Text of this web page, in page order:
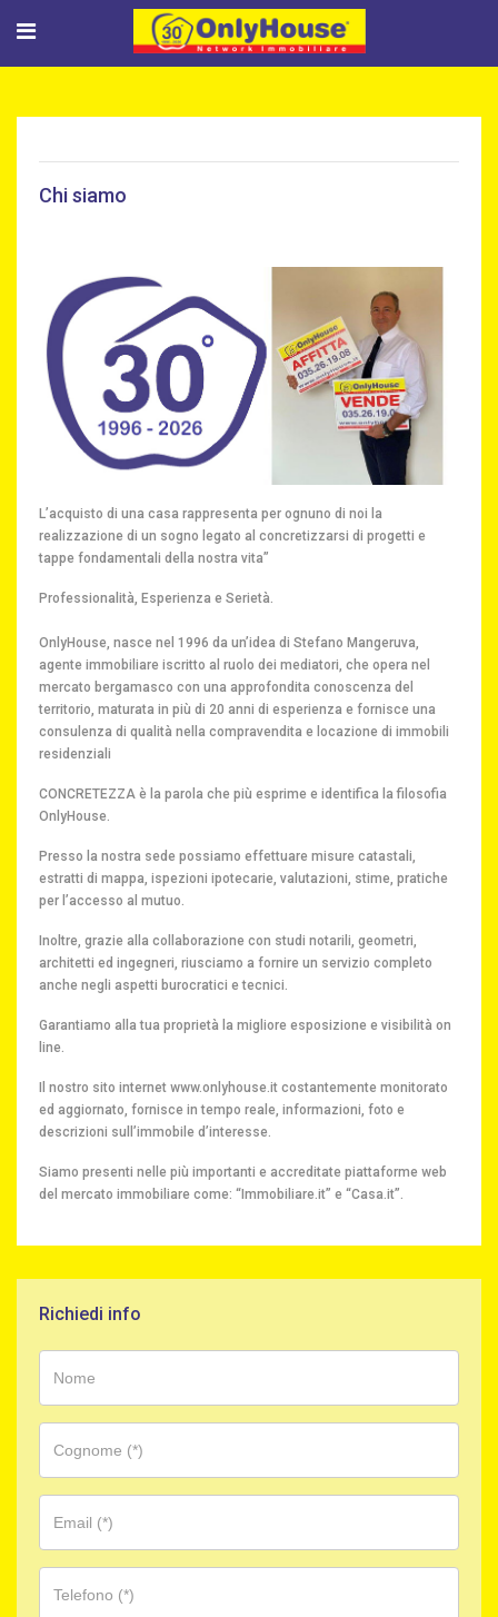
Chi siamo
L’acquisto di una casa rappresenta per ognuno di noi la
realizzazione di un sogno legato al concretizzarsi di progetti e
tappe fondamentali della nostra vita”
Professionalità, Esperienza e Serietà.
OnlyHouse, nasce nel 1996 da un’idea di Stefano Mangeruva,
agente immobiliare iscritto al ruolo dei mediatori, che opera nel
mercato bergamasco con una approfondita conoscenza del
territorio, maturata in più di 20 anni di esperienza e fornisce una
consulenza di qualità nella compravendita e locazione di immobili
residenziali
CONCRETEZZA è la parola che più esprime e identifica la filosofia
OnlyHouse.
Presso la nostra sede possiamo effettuare misure catastali,
estratti di mappa, ispezioni ipotecarie, valutazioni, stime, pratiche
per l’accesso al mutuo.
Inoltre, grazie alla collaborazione con studi notarili, geometri,
architetti ed ingegneri, riusciamo a fornire un servizio completo
anche negli aspetti burocratici e tecnici.
Garantiamo alla tua proprietà la migliore esposizione e visibilità on
line.
Il nostro sito internet www.onlyhouse.it costantemente monitorato
ed aggiornato, fornisce in tempo reale, informazioni, foto e
descrizioni sull’immobile d’interesse.
Siamo presenti nelle più importanti e accreditate piattaforme web
del mercato immobiliare come: “Immobiliare.it” e “Casa.it”.
Richiedi info